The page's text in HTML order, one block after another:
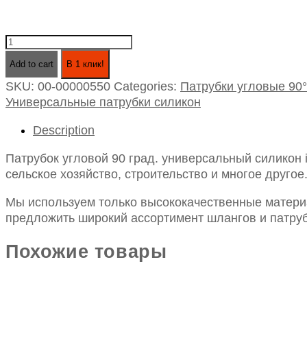
Патрубок
град.
универсальный
id32х250х250
quantity
Add to cart В 1 клик!
SKU: 00-00000550 Categories: Патрубки угловые 90°
Универсальные патрубки силикон
Description
Патрубок угловой 90 град. универсальный
сельское хозяйство, строительство и многое
Мы используем только высококачественные
предложить широкий ассортимент шлангов и
Похожие товары